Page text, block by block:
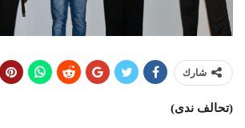
شارك
(تحالف ندى)